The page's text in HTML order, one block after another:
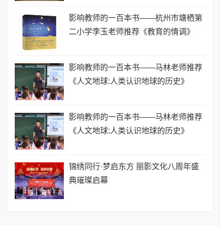
影响教师的一百本书——杭州市塘栖第
二小学李玉老师推荐《教育的情调》
影响教师的一百本书——马林老师推荐
《人文地球:人类认识地球的历史》
影响教师的一百本书——马林老师推荐
《人文地球:人类认识地球的历史》
锦绣同行·梦启东方 丽影文化八周年盛
典璀璨启幕